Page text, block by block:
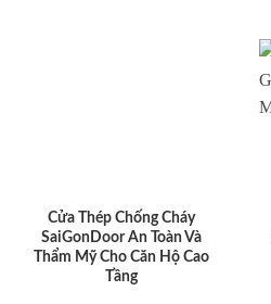
Cửa Thép Chống Cháy
SaiGonDoor An Toàn Và
Thẩm Mỹ Cho Căn Hộ Cao
Tầng